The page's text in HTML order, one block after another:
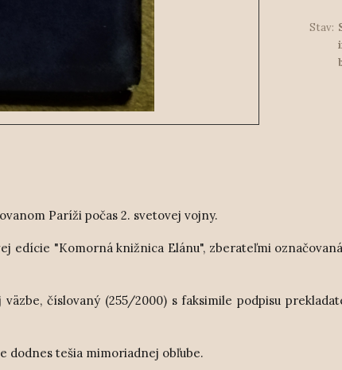
Stav:
Paríži počas 2. svetovej vojny.
edície "Komorná knižnica Elánu", zberateľmi
číslovaný (255/2000) s faksimile podpisu
dodnes tešia mimoriadnej obľube.